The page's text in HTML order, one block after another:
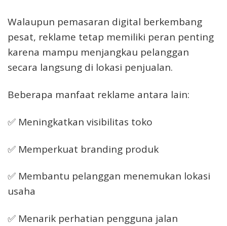
Walaupun pemasaran digital berkembang
pesat, reklame tetap memiliki peran penting
karena mampu menjangkau pelanggan
secara langsung di lokasi penjualan.
Beberapa manfaat reklame antara lain:
✅ Meningkatkan visibilitas toko
✅ Memperkuat branding produk
✅ Membantu pelanggan menemukan lokasi
usaha
✅ Menarik perhatian pengguna jalan